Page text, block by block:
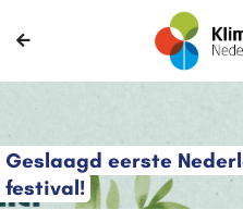
Geslaagd eerste
festival!